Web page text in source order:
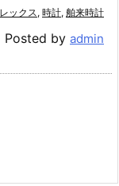
ックス , 時計, 舶来時計
Posted by admin